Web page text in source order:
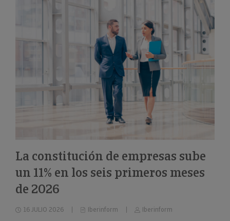
La constitución de empresas sube
un 11% en los seis primeros meses
de 2026
16 JULIO 2026 Iberinform Iberinform